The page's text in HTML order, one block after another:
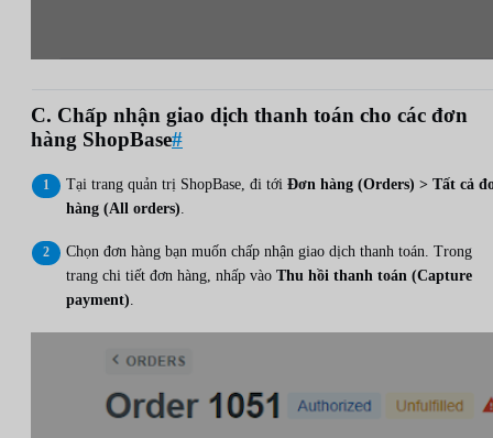
C. Chấp nhận giao dịch thanh toán cho các đơn
hàng ShopBase#
Tại trang quản trị ShopBase, đi tới Đơn hàng (Orders) > Tất cả
hàng (All orders)
Chọn đơn hàng bạn muốn chấp nhận giao dịch thanh toán. Trong
trang chi tiết đơn hàng, nhấp vào Thu hồi thanh toán (Capture
payment).